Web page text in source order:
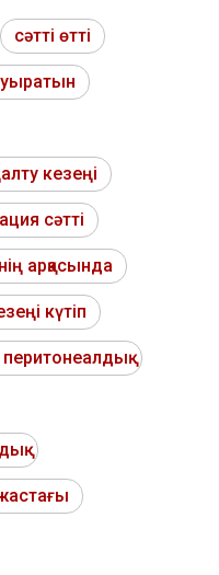
сәтті өтті
кезеңі
сәтті
арқасында
күтіп